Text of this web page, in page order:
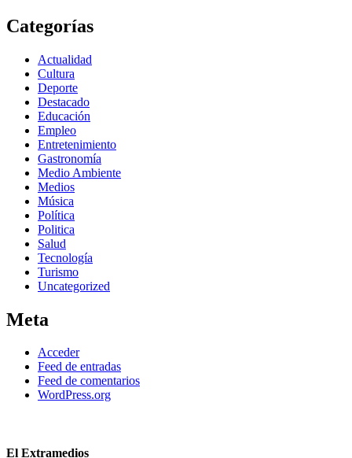
Categorías
Actualidad
Cultura
Deporte
Destacado
Educación
Empleo
Entretenimiento
Gastronomía
Medio Ambiente
Medios
Música
Política
Politica
Salud
Tecnología
Turismo
Uncategorized
Meta
Acceder
Feed de entradas
Feed de comentarios
WordPress.org
El Extramedios